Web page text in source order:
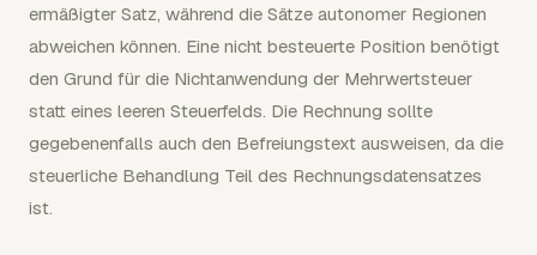
ermäßigter Satz, während die Sätze autonomer Regionen
abweichen können. Eine nicht besteuerte Position benötigt
den Grund für die Nichtanwendung der Mehrwertsteuer
statt eines leeren Steuerfelds. Die Rechnung sollte
gegebenenfalls auch den Befreiungstext ausweisen, da die
steuerliche Behandlung Teil des Rechnungsdatensatzes
ist.